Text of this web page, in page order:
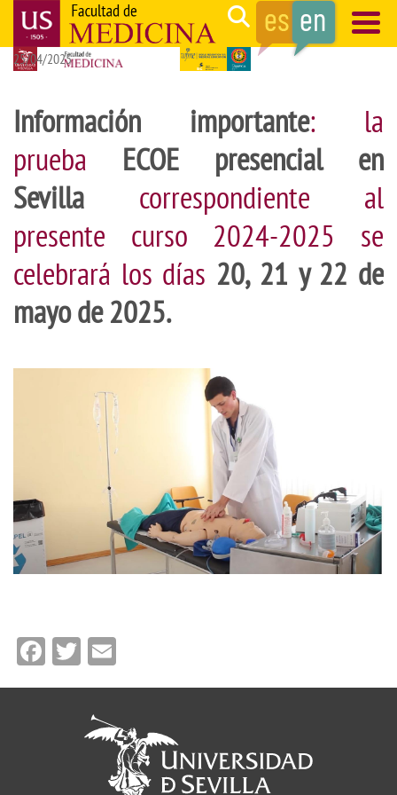
main
Search
Navegación
25/04/2025
Información importante: la
prueba ECOE presencial en
Sevilla correspondiente al
presente curso 2024-2025 se
celebrará los días 20, 21 y 22 de
mayo de 2025.
Facebook
Twitter